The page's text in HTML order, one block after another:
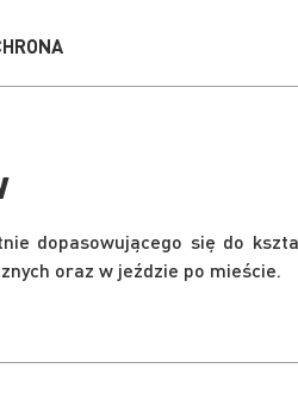
dopasowującego się do
oraz w jeździe po mieście.